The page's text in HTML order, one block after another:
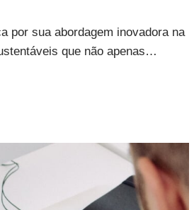
por sua abordagem inovadora na
que não apenas…